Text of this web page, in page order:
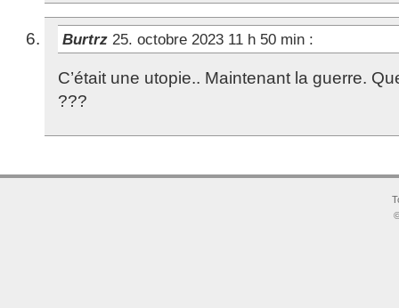
Burtrz 25. octobre 2023 11 h 50 min :
C’était une utopie.. Maintenant la guerre.
???